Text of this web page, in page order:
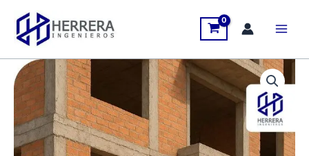
contenido
Curso
de
Diseño
en
Albañilería
Confinada